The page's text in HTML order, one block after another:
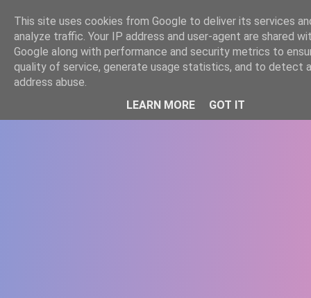
WWW.GAZISTI.RO
This site uses cookies from Google to deliver its services
analyze traffic. Your IP address and user-agent are shared
Google along with performance and security metrics to
quality of service, generate usage statistics, and to detect
address abuse.
LEARN MORE
GOT IT